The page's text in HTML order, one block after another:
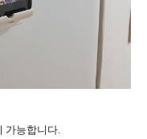
가능합니다.